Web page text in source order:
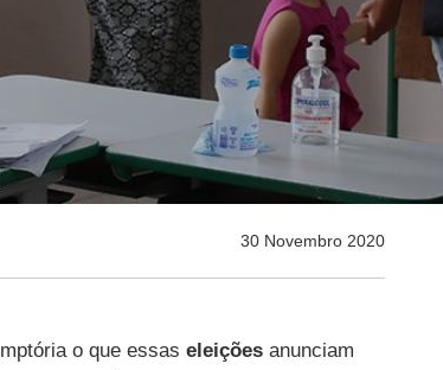
30 Novembro 2020
o que essas eleiçõesanunciam